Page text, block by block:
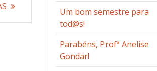
Um bom semestre para
tod@s!
Parabéns, Profª Anelise
Gondar!